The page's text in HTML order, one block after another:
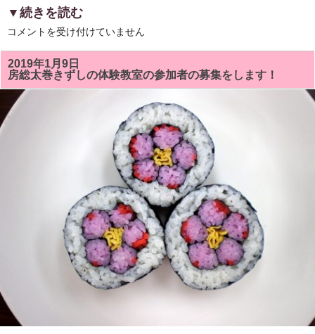
▼続きを読む
３
の
房
総
太
巻
き
寿
司
験
教
室
コメントを受け付けていません
2019年1月9日
房総太巻きずしの体験教室の参加者の募集をします！